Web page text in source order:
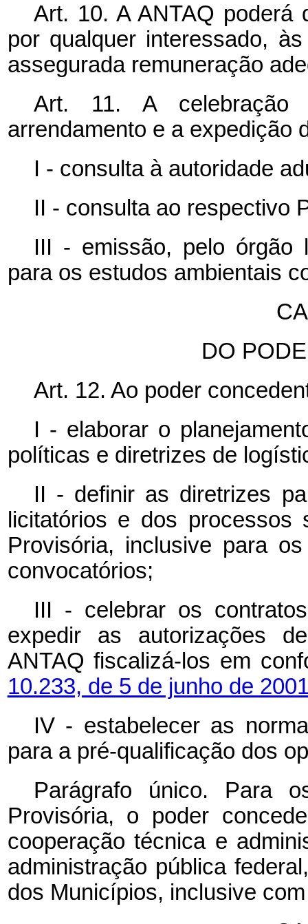
Art. 10. A ANTAQ poderá
por qualquer interessado,
assegurada remuneração
Art. 11. A celebração
arrendamento e a expedição
I - consulta à autoridade
II - consulta ao respectivo
III - emissão, pelo órgão
para os estudos ambientais
DO
Art. 12. Ao poder
I - elaborar o
políticas e diretrizes de
II - definir as diretrizes
licitatórios e dos
Provisória, inclusive para
convocatórios;
III - celebrar os
expedir as autorizações
ANTAQ fiscalizá-los em
10.233, de 5 de junho de
IV - estabelecer as
para a pré-qualificação dos
Parágrafo único. Para
Provisória, o poder
cooperação técnica e
administração pública
dos Municípios, inclusive